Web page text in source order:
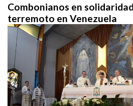
Combonianos en
terremoto en Venezuela